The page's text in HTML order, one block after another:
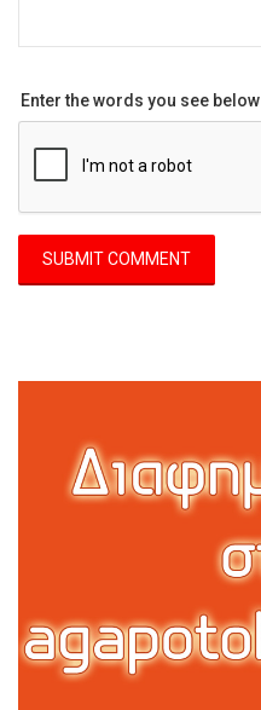
Enter the words you see below